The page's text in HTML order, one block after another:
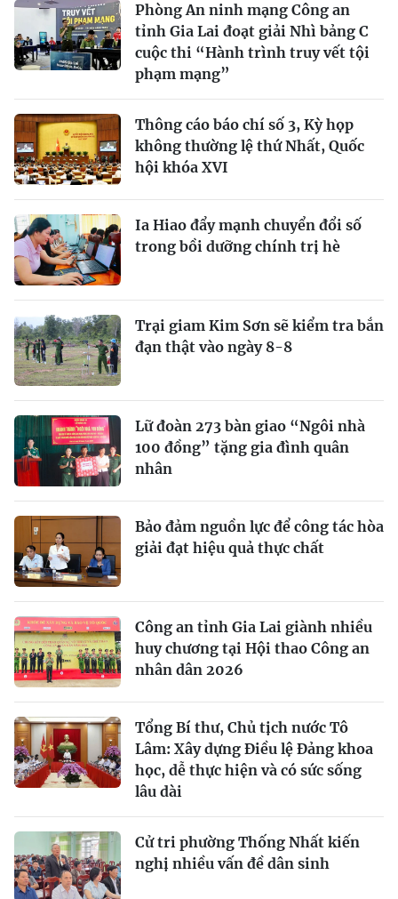
Phòng An ninh mạng Công an
tỉnh Gia Lai đoạt giải Nhì bảng C
cuộc thi “Hành trình truy vết tội
phạm mạng”
Thông cáo báo chí số 3, Kỳ họp
không thường lệ thứ Nhất, Quốc
hội khóa XVI
Ia Hiao đẩy mạnh chuyển đổi số
trong bồi dưỡng chính trị hè
Trại giam Kim Sơn sẽ kiểm tra bắn
đạn thật vào ngày 8-8
Lữ đoàn 273 bàn giao “Ngôi nhà
100 đồng” tặng gia đình quân
nhân
Bảo đảm nguồn lực để công tác hòa
giải đạt hiệu quả thực chất
Công an tỉnh Gia Lai giành nhiều
huy chương tại Hội thao Công an
nhân dân 2026
Tổng Bí thư, Chủ tịch nước Tô
Lâm: Xây dựng Điều lệ Đảng khoa
học, dễ thực hiện và có sức sống
lâu dài
Cử tri phường Thống Nhất kiến
nghị nhiều vấn đề dân sinh